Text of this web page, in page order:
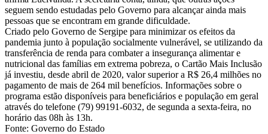
seguem sendo estudadas pelo Governo para alcançar ainda mais
pessoas que se encontram em grande dificuldade.
Criado pelo Governo de Sergipe para minimizar os efeitos da
pandemia junto à população socialmente vulnerável, se utilizando da
transferência de renda para combater a insegurança alimentar e
nutricional das famílias em extrema pobreza, o Cartão Mais Inclusão
já investiu, desde abril de 2020, valor superior a R$ 26,4 milhões no
pagamento de mais de 264 mil benefícios. Informações sobre o
programa estão disponíveis para beneficiários e população em geral
através do telefone (79) 99191-6032, de segunda a sexta-feira, no
horário das 08h às 13h.
Fonte: Governo do Estado